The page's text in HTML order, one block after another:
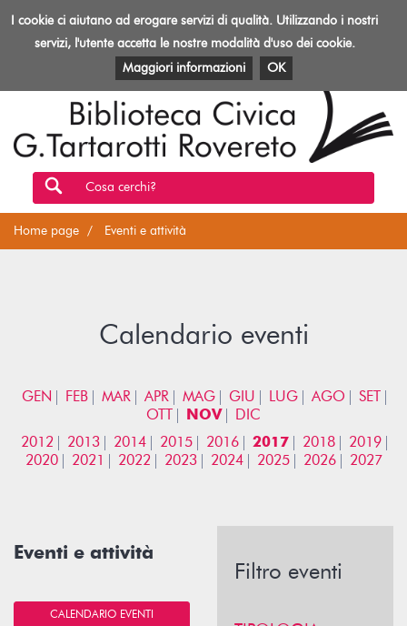
Toggle
Biblioteca
Rovereto
EVENTI E ATTIVITÀ PATRIMONIO E RISORSE
Cosa cerchi?
Home page Eventi e attività
Calendario eventi
GEN FEB MAR APR MAG GIU LUG AGO
SET
OTT
NOV
DIC
2012
2013 2014 2015 2016 2017 2018
2019
2020
2021 2022 2023 2024 2025 2026 2027
Eventi e attività
CALENDARIO EVENTI
Filtro eventi
I cookie ci aiutano ad erogare servizi di qualità. Utilizzando i nostri
servizi, l'utente accetta le nostre modalità d'uso dei cookie.
Maggiori informazioni
OK